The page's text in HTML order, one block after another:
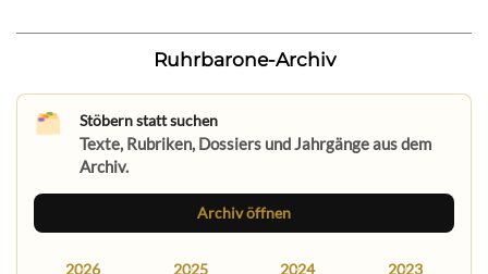
Ruhrbarone-Archiv
Stöbern statt suchen
Texte, Rubriken, Dossiers und Jahrgänge aus dem
Archiv.
Archiv öffnen
2026 2025 2024 2023